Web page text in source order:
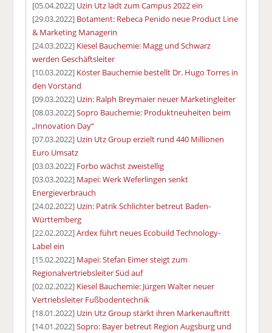
[05.04.2022] Uzin Utz lädt zum Campus 2022 ein
[29.03.2022] Botament: Rebeca Penido neue Product Line
& Marketing Managerin
[24.03.2022] Kiesel Bauchemie: Magg und Schwarz
werden Geschäftsleiter
[10.03.2022] Köster Bauchemie bestellt Dr. Hugo Torres in
den Vorstand
[09.03.2022] Uzin: Ralph Breymaier neuer Marketingleiter
[08.03.2022]Sopro Bauchemie: Produktneuheiten beim
„Innovation Day“
[07.03.2022] Uzin Utz Group erzielt rund 440 Millionen
Euro Umsatz
[03.03.2022] Forbo wächst zweistellig
[03.03.2022] Mapei: Werk Weferlingen senkt
Energieverbrauch
[24.02.2022] Uzin: Patrik Schlichter betreut Baden-
Württemberg
[22.02.2022]Ardex führt neues Ecobuild Technology-
Label ein
[15.02.2022] Mapei: Stefan Eimer steigt zum
Regionalvertriebsleiter Süd auf
[02.02.2022] Kiesel Bauchemie: Jürgen Walter neuer
Vertriebsleiter Fußbodentechnik
[18.01.2022] Uzin Utz Group stärkt ihren Markenauftritt
[14.01.2022]Sopro: Bayer betreut Region Augsburg und